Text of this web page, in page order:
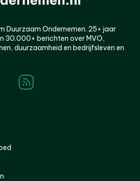
Duurzaam Ondernemen. 25+ jaar
30.000+ berichten over MVO,
duurzaamheid en bedrijfsleven en